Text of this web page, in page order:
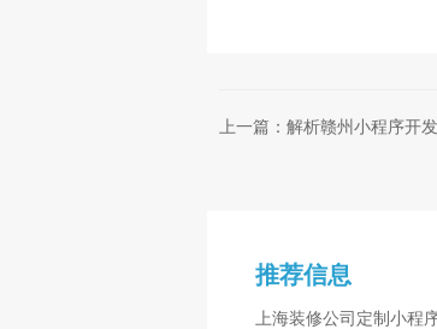
上一篇：解析赣州小程序开
推荐信息
上海装修公司定制小程